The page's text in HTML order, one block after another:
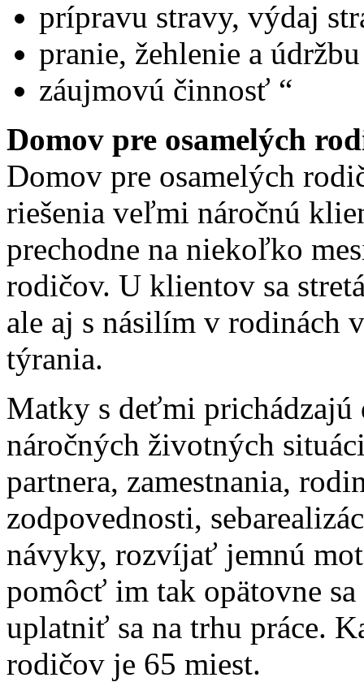
prípravu stravy, výdaj
pranie, žehlenie a
záujmovú činnosť “
Domov pre osamelých
Domov pre osamelých
riešenia veľmi náročnú
prechodne na niekoľko
rodičov. U klientov sa
ale aj s násilím v rodinách
týrania.
Matky s deťmi prichádzajú
náročných životných
partnera, zamestnania,
zodpovednosti,
návyky, rozvíjať jemnú
pomôcť im tak opätovne
uplatniť sa na trhu práce.
rodičov je 65 miest.